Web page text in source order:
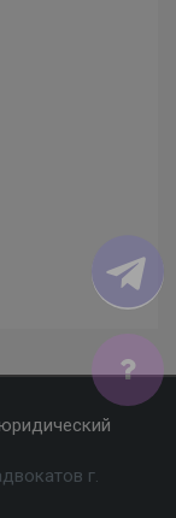
г.
улучшить сайт